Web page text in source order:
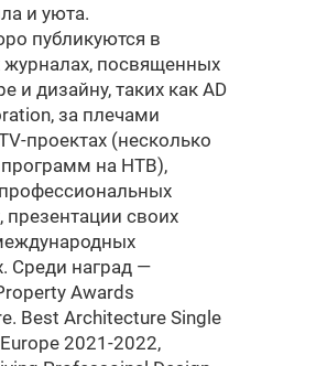
и уюта.
публикуются в
посвященных
и дизайну, таких как AD
за плечами
проектах (несколько
на НТВ),
презентации своих
Среди наград —
Awards
Best Architecture Single
2021-2022,